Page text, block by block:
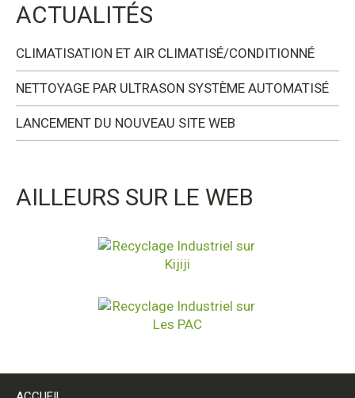
ACTUALITÉS
CLIMATISATION ET AIR CLIMATISÉ/CONDITIONNÉ
NETTOYAGE PAR ULTRASON SYSTÈME AUTOMATISÉ
LANCEMENT DU NOUVEAU SITE WEB
AILLEURS SUR LE WEB